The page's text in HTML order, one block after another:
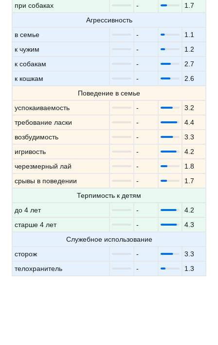
при собаках
-
1.7
Агрессивность
в семье
-
1.1
к чужим
-
1.2
к собакам
-
2.7
к кошкам
-
2.6
Поведение в семье
успокаиваемость
-
3.2
требование ласки
-
4.4
возбудимость
-
3.3
игривость
-
4.2
черезмерный лай
-
1.8
срывы в поведении
-
1.7
Терпимость к детям
до 4 лет
-
4.2
старше 4 лет
-
4.3
Служебное использование
сторож
-
3.3
телохранитель
- 1.3